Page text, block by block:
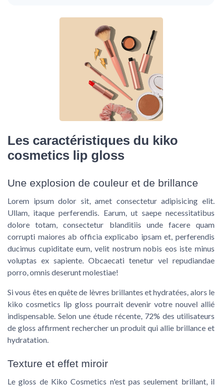
Les caractéristiques du kiko
cosmetics lip gloss
Une explosion de couleur et de brillance
Lorem ipsum dolor sit, amet consectetur adipisicing elit.
Ullam, itaque perferendis. Earum, ut saepe necessitatibus
dolore totam, consectetur blanditiis unde facere quam
corrupti maiores ab officia explicabo ipsam et, perferendis
ducimus cupiditate eum, velit nostrum nobis eos iste minus
voluptas ex sapiente. Obcaecati tenetur vel repudiandae
porro, omnis deserunt molestiae!
Si vous êtes en quête de lèvres brillantes et hydratées, alors le
kiko cosmetics lip gloss pourrait devenir votre nouvel allié
indispensable. Selon une étude récente, 72% des utilisateurs
de gloss affirment rechercher un produit qui allie brillance et
hydratation.
Texture et effet miroir
Le gloss de Kiko Cosmetics n'est pas seulement brillant, il